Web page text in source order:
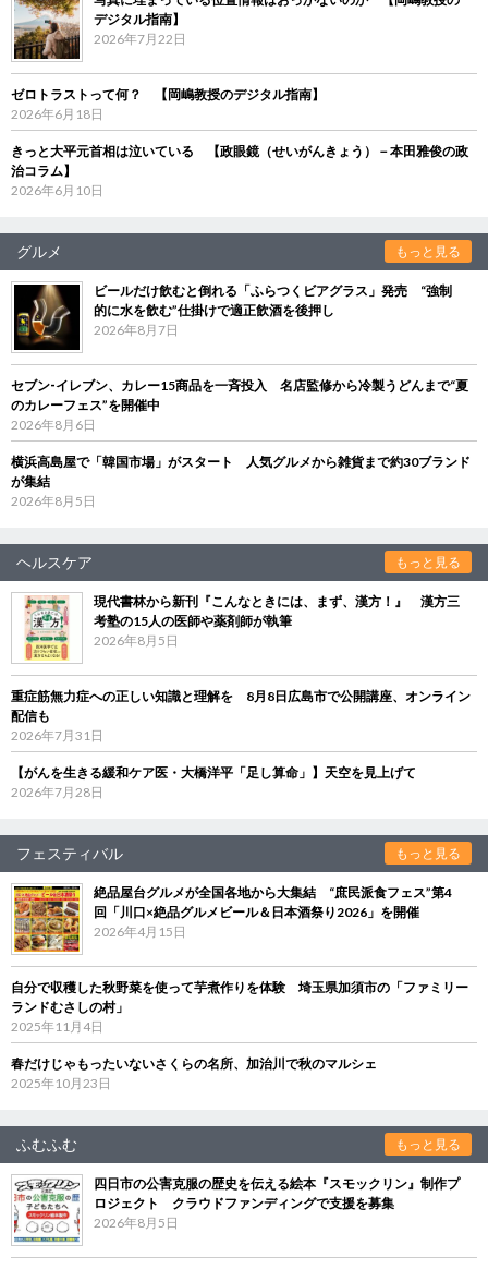
デジタル指南】
2026年7月22日
ゼロトラストって何？ 【岡嶋教授のデジタル指南】
2026年6月18日
きっと大平元首相は泣いている 【政眼鏡（せいがんきょう）－本田雅俊の政
治コラム】
2026年6月10日
グルメ もっと見る
ビールだけ飲むと倒れる「ふらつくビアグラス」発売 “強制
的に水を飲む”仕掛けで適正飲酒を後押し
2026年8月7日
セブン‐イレブン、カレー15商品を一斉投入 名店監修から冷製うどんまで“夏
のカレーフェス”を開催中
2026年8月6日
横浜高島屋で「韓国市場」がスタート 人気グルメから雑貨まで約30ブランド
が集結
2026年8月5日
ヘルスケア もっと見る
現代書林から新刊『こんなときには、まず、漢方！』 漢方三
考塾の15人の医師や薬剤師が執筆
2026年8月5日
重症筋無力症への正しい知識と理解を 8月8日広島市で公開講座、オンライン
配信も
2026年7月31日
【がんを生きる緩和ケア医・大橋洋平「足し算命」】天空を見上げて
2026年7月28日
フェスティバル もっと見る
絶品屋台グルメが全国各地から大集結 “庶民派食フェス”第4
回「川口×絶品グルメビール＆日本酒祭り2026」を開催
2026年4月15日
自分で収穫した秋野菜を使って芋煮作りを体験 埼玉県加須市の「ファミリー
ランドむさしの村」
2025年11月4日
春だけじゃもったいないさくらの名所、加治川で秋のマルシェ
2025年10月23日
ふむふむ もっと見る
四日市の公害克服の歴史を伝える絵本『スモックリン』制作プ
ロジェクト クラウドファンディングで支援を募集
2026年8月5日